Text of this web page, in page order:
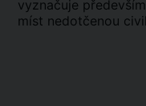
vyznačuje
míst nedotčenou